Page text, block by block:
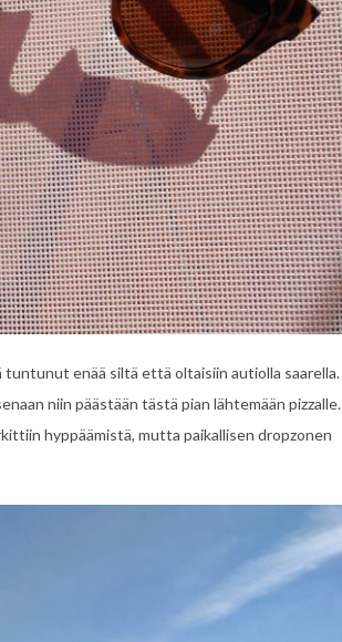
tuntunut enää siltä että oltaisiin autiolla saarella.
niin päästään tästä pian lähtemään pizzalle.
hyppäämistä, mutta paikallisen dropzonen